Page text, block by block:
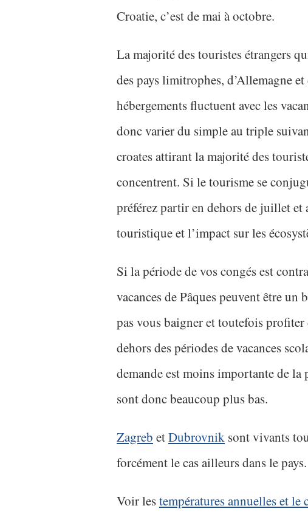
Croatie, c’est de mai à octobre.
La majorité des touristes étrangers
des pays limitrophes, d’Allemagne
hébergements fluctuent avec les
donc varier du simple au triple
croates attirant la majorité des
concentrent. Si le tourisme se
préférez partir en dehors de juillet
touristique et l’impact sur les
Si la période de vos congés est
vacances de Pâques peuvent être
pas vous baigner et toutefois
dehors des périodes de vacances
demande est moins importante de
sont donc beaucoup plus bas.
Zagreb etDubrovnik sont vivants
forcément le cas ailleurs dans le pays.
Voir lestempératures annuelles et le